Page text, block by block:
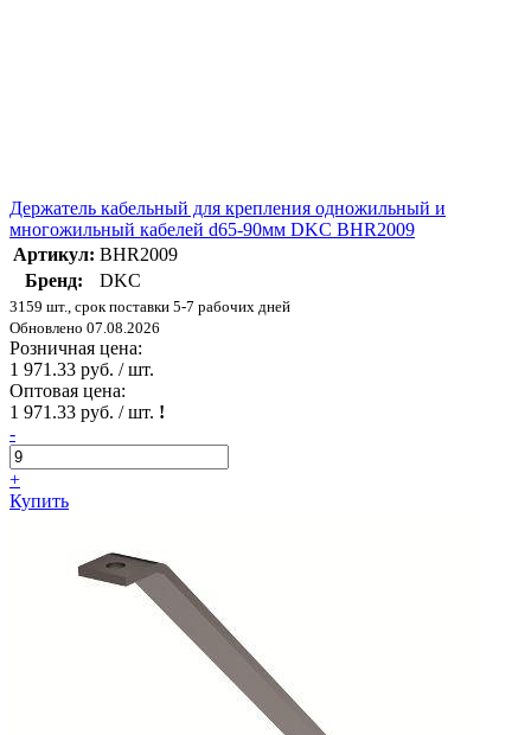
Держатель кабельный для крепления одножильный и
многожильный кабелей d65-90мм DKC BHR2009
Артикул: BHR2009
Бренд:
DKC
3159 шт., срок поставки 5-7 рабочих дней
Обновлено 07.08.2026
Розничная цена:
1 971.33 руб. / шт.
Оптовая цена:
1 971.33 руб. / шт. !
-
+
Купить